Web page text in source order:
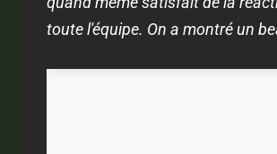
toute l'équipe. On a montré un